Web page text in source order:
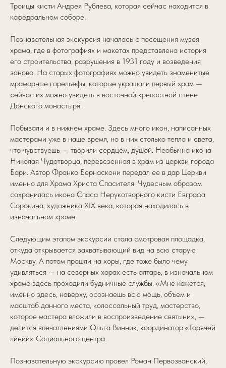
Троицы кисти Андрея Рублева, которая сейчас находится в
кафедральном соборе.
Познавательная экскурсия началась с посещения музея
храма, где в фотографиях и макетах представлена история
его строительства, разрушения в 1931 году и возведения
заново. На старых фотографиях можно увидеть знаменитые
мраморные горельефы, которые украшали первый храм —
сейчас их можно увидеть в восточной крепостной стене
Донского монастыря.
Побывали и в нижнем храме. Здесь много икон, написанных
мастерами уже в наше время, но в них столько тепла и света,
что чувствуешь — творили сердцем, душой. Необычна икона
Николая Чудотворца, перевезенная в храм из церкви города
Бари. Автор Франко Бернаскони передал ее в дар Церкви
именно для Храма Христа Спасителя. Чудесным образом
сохранилась икона Спаса Нерукотворного кисти Евграфа
Сорокина, художника XIX века, которая находилась в
изначальном храме.
Следующим этапом экскурсии стала смотровая площадка,
откуда открывается захватывающий вид на всю старую
Москву. А потом прошли на хоры, где тоже было чему
удивляться — на северных хорах есть алтарь, в изначальном
храме здесь проходили будничные службы. «Мне кажется,
именно здесь, наверху, осознаешь всю мощь, объем и
масштаб данного места, колоссальный труд, мастерство,
которое мастера вложили в воспроизведение святыни», —
делится впечатлениями Ольга Винник, координатор «Горячей
линии» Социального центра.
Познавательную экскурсию провел Роман Первозванский,